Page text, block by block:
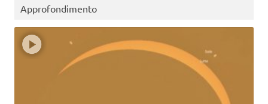
Approfondimento